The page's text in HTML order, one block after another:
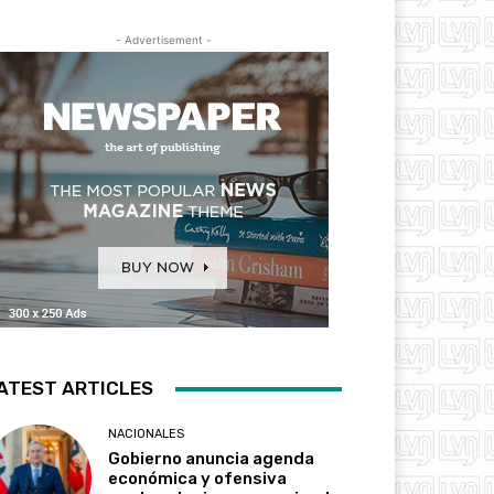
- Advertisement -
ARTICLES
NACIONALES
Gobierno anuncia agenda
económica y ofensiva